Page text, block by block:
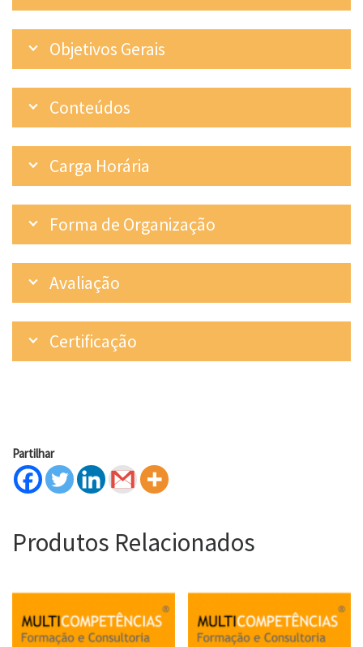
Objetivos Gerais
Conteúdos
Carga Horária
Forma de Organização
Avaliação
Certificação
Partilhar
Produtos Relacionados